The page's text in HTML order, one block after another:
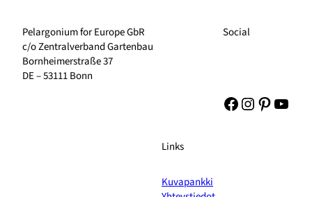
Pelargonium for Europe GbR
c/o Zentralverband Gartenbau
Bornheimerstraße 37
DE – 53111 Bonn
Social
Facebook
Instagram
Links
Kuvapankki